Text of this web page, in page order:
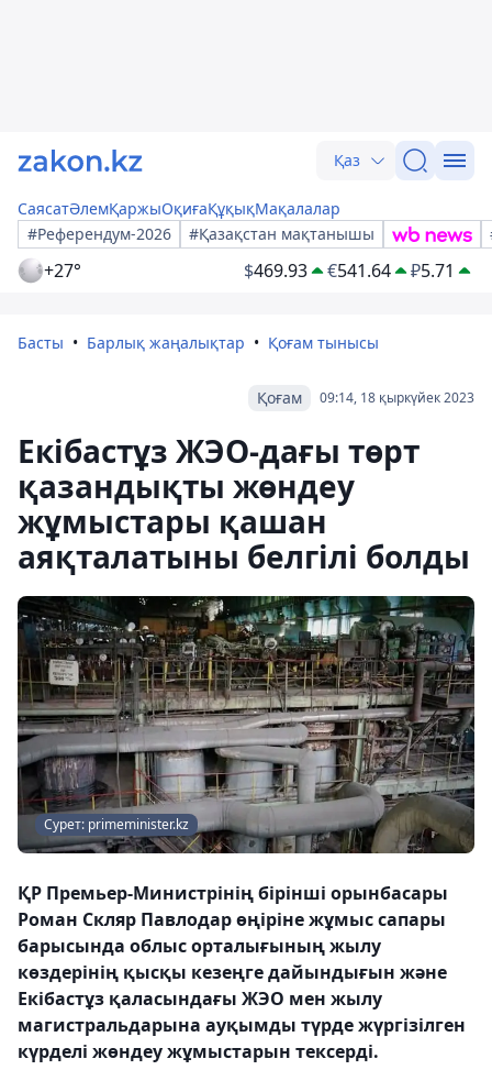
Қаз
СаясатӘлемҚаржыОқиғаҚұқықМақалалар
#Референдум-2026
#Қазақстан мақтанышы
+27° $469.93 €541.64 ₽5.71
Басты Барлық жаңалықтар Қоғам тынысы
09:14, 18 қыркүйек 2023
Қоғам
Екібастұз ЖЭО-дағы төрт
қазандықты жөндеу
жұмыстары қашан
аяқталатыны белгілі болды
Сурет: primeminister.kz
ҚР Премьер-Министрінің бірінші орынбасары
Роман Скляр Павлодар өңіріне жұмыс сапары
барысында облыс орталығының жылу
көздерінің қысқы кезеңге дайындығын және
Екібастұз қаласындағы ЖЭО мен жылу
магистральдарына ауқымды түрде жүргізілген
күрделі жөндеу жұмыстарын тексерді.